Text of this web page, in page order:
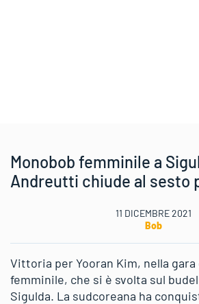
Monobob femminile a
Andreutti chiude al sesto
11 DICEMBRE 2021
Bob
Vittoria per Yooran Kim, nella
femminile, che si è svolta sul
Sigulda. La sudcoreana ha